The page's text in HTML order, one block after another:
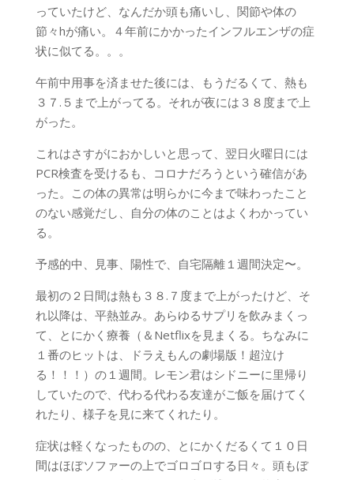
っていたけど、なんだか頭も痛いし、関節や体の
節々hが痛い。４年前にかかったインフルエンザの症
状に似てる。。。
午前中用事を済ませた後には、もうだるくて、熱も
３７.５まで上がってる。それが夜には３８度まで上
がった。
これはさすがにおかしいと思って、翌日火曜日には
PCR検査を受けるも、コロナだろうという確信があ
った。この体の異常は明らかに今まで味わったこと
のない感覚だし、自分の体のことはよくわかってい
る。
予感的中、見事、陽性で、自宅隔離１週間決定〜。
最初の２日間は熱も３８.７度まで上がったけど、そ
れ以降は、平熱並み。あらゆるサプリを飲みまくっ
て、とにかく療養（＆Netflixを見まくる。ちなみに
１番のヒットは、ドラえもんの劇場版！超泣け
る！！！）の１週間。レモン君はシドニーに里帰り
していたので、代わる代わる友達がご飯を届けてく
れたり、様子を見に来てくれたり。
症状は軽くなったものの、とにかくだるくて１０日
間はほぼソファーの上でゴロゴロする日々。頭もぼ